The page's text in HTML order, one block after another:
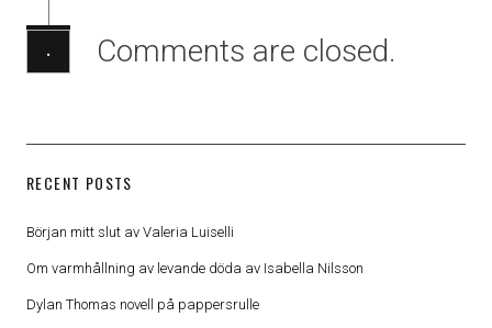
· Comments are closed.
RECENT POSTS
Början mitt slut av Valeria Luiselli
Om varmhållning av levande döda av Isabella Nilsson
Dylan Thomas novell på pappersrulle